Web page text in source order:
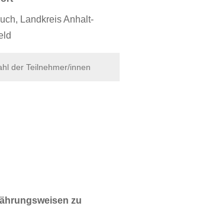
Landkreis Anhalt-
zu